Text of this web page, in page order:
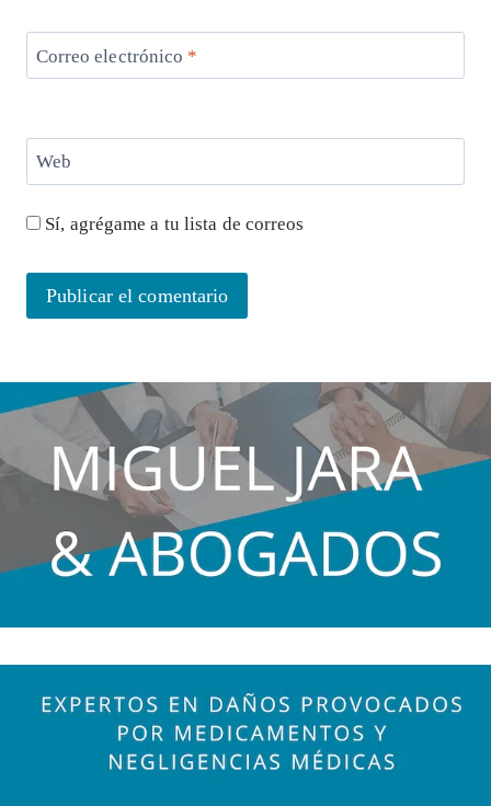
Correo electrónico *
Web
Sí, agrégame a tu lista de correos